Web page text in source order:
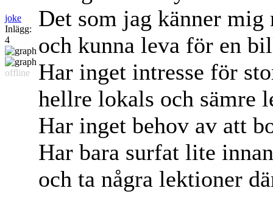
joke
Inlägg:
4
offline
Det som jag känner mig
och kunna leva för en
Har inget intresse för
hellre lokals och sämre
Har inget behov av att
Har bara surfat lite
och ta några lektioner